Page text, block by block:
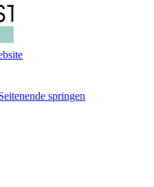
springen